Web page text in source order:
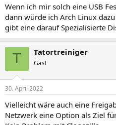
Wenn ich mir solch eine USB
dann würde ich Arch Linux
gibt eine darauf Spezialisierte
T Tatortreiniger
Gast
30. April 2022
Vielleicht wäre auch eine
Netzwerk eine Option als Ziel